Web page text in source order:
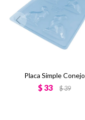
Placa Simple Conejo
$ 33 $39